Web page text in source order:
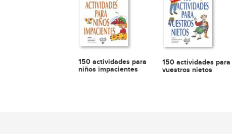
150 actividades para
niños impacientes
150 actividades para
vuestros nietos